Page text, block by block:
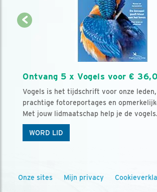
Ontvang 5 x Vogels voor €
Vogels is het tijdschrift voor onze
prachtige fotoreportages en
Met jouw lidmaatschap help je de vogels.
WORD LID
Onze sites Mijn privacy